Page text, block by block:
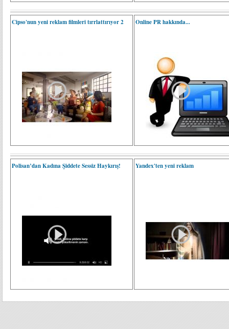
Cipso'nun yeni reklam filmleri tırrlattırıyor 2 Online PR hakkında...
Polisan’dan Kadına Şiddete Sessiz Haykırış! Yandex'ten yeni reklam